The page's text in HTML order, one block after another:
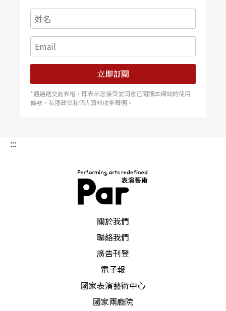
立即訂閱
*通過遞交此表格，即表示您接受並同意已閱讀本網站的使用
條款，私隱政策和個人資料收集聲明。
:::
關於我們
聯絡我們
廣告刊登
電子報
國家表演藝術中心
國家兩廳院